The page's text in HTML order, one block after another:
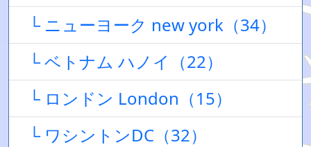
└ ニューヨーク new york（34）
└ ベトナム ハノイ（22）
└ ロンドン London（15）
└ ワシントンDC（32）